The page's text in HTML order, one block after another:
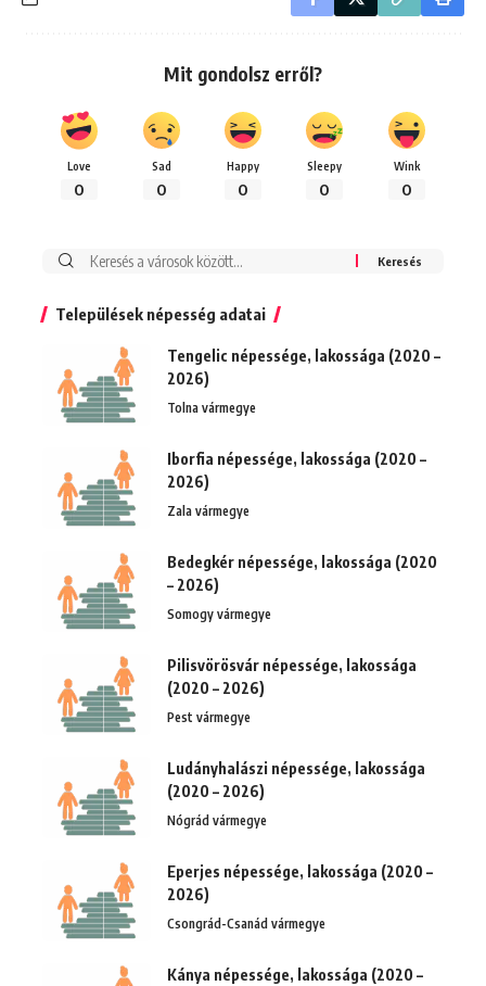
Mit gondolsz erről?
Love
0
Sad
0
Happy
0
Sleepy
0
Wink
0
Keresés:
Települések népesség adatai
Tengelic népessége, lakossága (2020 –
2026)
Tolna vármegye
Iborfia népessége, lakossága (2020 –
2026)
Zala vármegye
Bedegkér népessége, lakossága (2020
– 2026)
Somogy vármegye
Pilisvörösvár népessége, lakossága
(2020 – 2026)
Pest vármegye
Ludányhalászi népessége, lakossága
(2020 – 2026)
Nógrád vármegye
Eperjes népessége, lakossága (2020 –
2026)
Csongrád-Csanád vármegye
Kánya népessége, lakossága (2020 –